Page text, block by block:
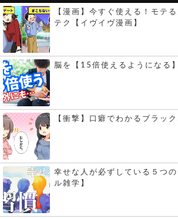
【漫画】今すぐ使える！モテ
テク【イヴイヴ漫画】
脳を【15倍使えるようになる
【衝撃】口癖でわかるブラッ
幸せな人が必ずしている５つ
ル雑学】